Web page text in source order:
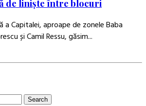
de liniște între blocuri
Capitalei, aproape de zonele Baba
și Camil Ressu, găsim...